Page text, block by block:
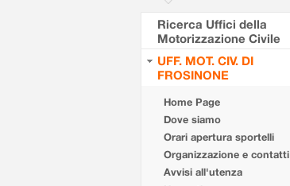
Ricerca Uffici della
Motorizzazione Civile
UFF. MOT. CIV. DI
FROSINONE
Home Page
Dove siamo
Orari apertura sportelli
Organizzazione e contatti
Avvisi all'utenza